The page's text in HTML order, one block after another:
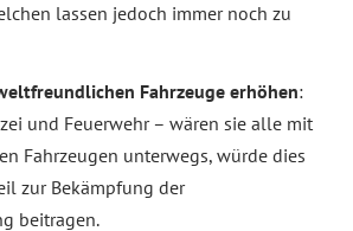
lassen jedoch immer noch zu
Fahrzeuge erhöhen:
und Feuerwehr – wären sie alle mit
Fahrzeugen unterwegs, würde dies
zur Bekämpfung der
beitragen.